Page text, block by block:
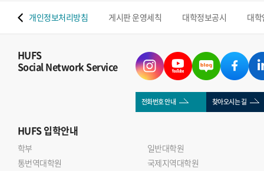
개인정보처리방침 게시판 운영세칙 대학정보공시 대
HUFS
Social Network Service
전화번호 안내 찾아오시는 길
HUFS입학안내
학부
일반대학원
통번역대학원
국제지역대학원